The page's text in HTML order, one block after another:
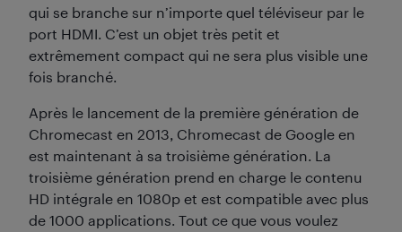
qui se branche sur n’importe quel téléviseur par le
port HDMI. C’est un objet très petit et
extrêmement compact qui ne sera plus visible une
fois branché.
Après le lancement de la première génération de
Chromecast en 2013, Chromecast de Google en
est maintenant à sa troisième génération. La
troisième génération prend en charge le contenu
HD intégrale en 1080p et est compatible avec plus
de 1000 applications. Tout ce que vous voulez